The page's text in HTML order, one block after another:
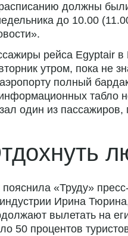
должны
до 10.00
рейса Egyptair
утром, пока не
полный
табло
один из
пояснила «Труду»
Ирина
вылетать на
50 процентов